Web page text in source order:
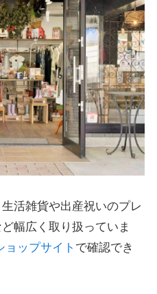
活雑貨や出産祝いのプレ
幅広く取り扱っていま
ョップサイト で確認でき